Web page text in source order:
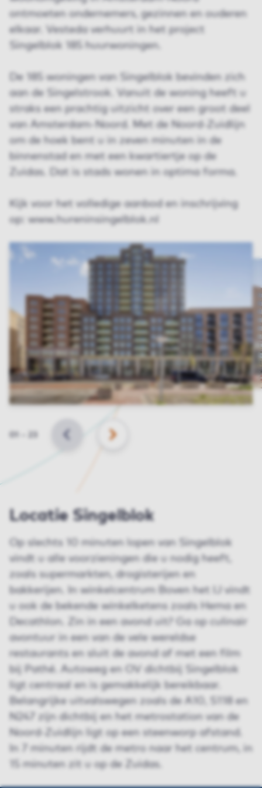
ontmoeten ondernemers, gezinnen en ouderen
elkaar. Vesteda verhuurt in het project
Singelblok 185 huurwoningen.
De 185 woningen van Singelblok bevinden zich
aan de Singelstrook. Vanuit de woning heeft u
straks een prachtig uitzicht over een groot deel
van Amsterdam-Noord. Met de Noord-Zuidlijn
om de hoek bent u in zeven minuten in de
binnenstad en met een kwartiertje op de
Zuidas. Dat is stads wonen in optima forma.
Kijk voor het volledige aanbod en inschrijving
op: www.hureninsingelblok.nl
Slide
VORIGE VOLGENDE
Locatie Singelblok
Op slechts 10 minuten lopen van Singelblok
vindt u alle voorzieningen die u nodig heeft,
zoals supermarkten, drogisterijen en
bakkerijen. In winkelcentrum Boven het IJ vindt
u ook de bekende winkelketens zoals Hema en
Decathlon. Zin in een avond uit? Ga op culinair
avontuur in een van de vele wereldse
restaurants en sluit de avond af met een film
bij Pathé. Autoweg en OV dichtbij Singelblok
ligt centraal en is gemakkelijk bereikbaar.
Belangrijke uitvalswegen zoals de A10, S118 en
N247 zijn dichtbij en het metrostation van de
Noord-Zuidlijn ligt op een steenworp afstand.
In 7 minuten rijdt de metro naar het centrum, in
15 minuten zit u op de Zuidas.